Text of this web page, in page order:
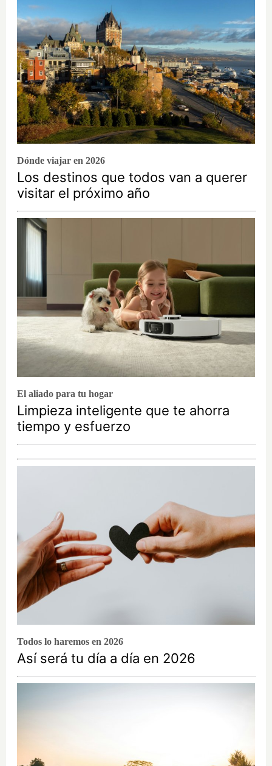
Dónde viajar en 2026
Los destinos que todos van a querer
visitar el próximo año
El aliado para tu hogar
Limpieza inteligente que te ahorra
tiempo y esfuerzo
Todos lo haremos en 2026
Así será tu día a día en 2026